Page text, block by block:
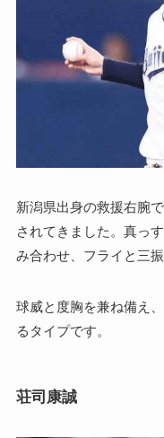
新潟県出身の救援右腕
されてきました。真っ
み合わせ、フライと三
球威と度胸を兼ね備え
るタイプです。
荘司康誠